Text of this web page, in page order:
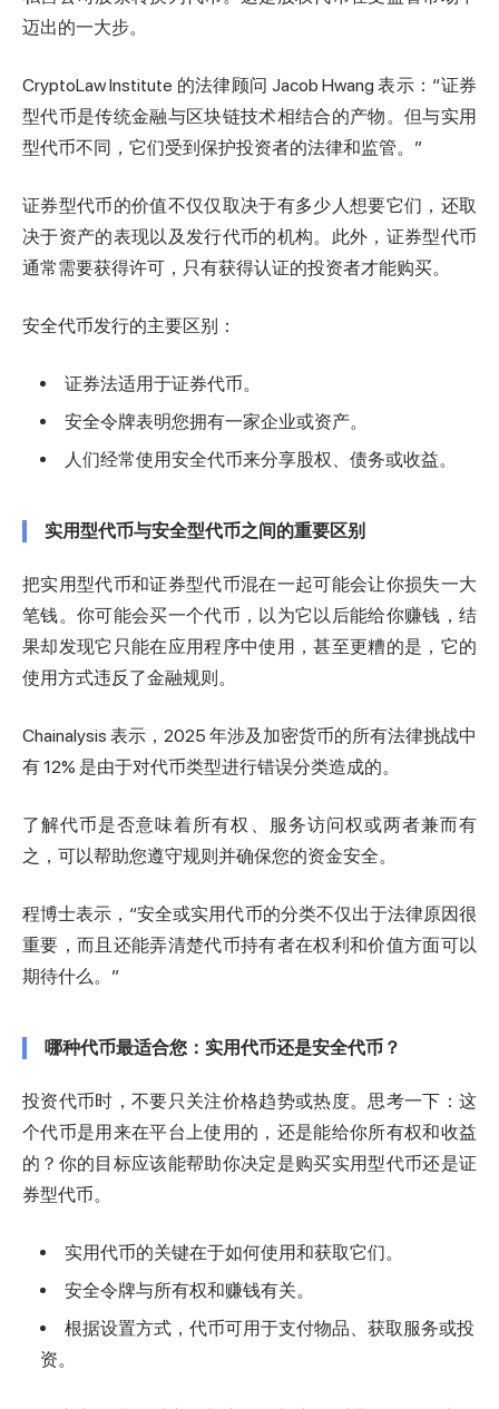
迈出的一大步。
CryptoLaw Institute 的法律顾问 Jacob Hwang 表示：“证券
型代币是传统金融与区块链技术相结合的产物。但与实用
型代币不同，它们受到保护投资者的法律和监管。”
证券型代币的价值不仅仅取决于有多少人想要它们，还取
决于资产的表现以及发行代币的机构。此外，证券型代币
通常需要获得许可，只有获得认证的投资者才能购买。
安全代币发行的主要区别：
证券法适用于证券代币。
安全令牌表明您拥有一家企业或资产。
人们经常使用安全代币来分享股权、债务或收益。
实用型代币与安全型代币之间的重要区别
把实用型代币和证券型代币混在一起可能会让你损失一大
笔钱。你可能会买一个代币，以为它以后能给你赚钱，结
果却发现它只能在应用程序中使用，甚至更糟的是，它的
使用方式违反了金融规则。
Chainalysis 表示，2025 年涉及加密货币的所有法律挑战中
有 12% 是由于对代币类型进行错误分类造成的。
了解代币是否意味着所有权、服务访问权或两者兼而有
之，可以帮助您遵守规则并确保您的资金安全。
程博士表示，“安全或实用代币的分类不仅出于法律原因很
重要，而且还能弄清楚代币持有者在权利和价值方面可以
期待什么。”
哪种代币最适合您：实用代币还是安全代币？
投资代币时，不要只关注价格趋势或热度。思考一下：这
个代币是用来在平台上使用的，还是能给你所有权和收益
的？你的目标应该能帮助你决定是购买实用型代币还是证
券型代币。
实用代币的关键在于如何使用和获取它们。
安全令牌与所有权和赚钱有关。
根据设置方式，代币可用于支付物品、获取服务或投
资。